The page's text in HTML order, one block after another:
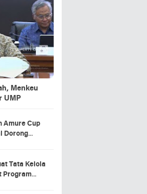
Menkeu
UMP
Amure Cup
Dorong
Tata Kelola
Program